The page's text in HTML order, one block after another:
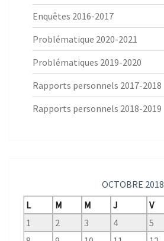
Enquêtes 2016-2017
Problématique 2020-2021
Problématiques 2019-2020
Rapports personnels 2017-2018
Rapports personnels 2018-2019
OCTOBRE 2018
L
M M J V
1
2 3 4 5